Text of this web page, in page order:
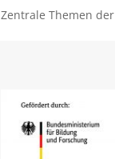
Zentrale Themen